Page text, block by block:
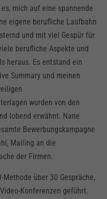
mich auf eine spannende
eigene berufliche Laufbahn
und mit viel Gespür für
berufliche Aspekte und
heraus. Es entstand ein
Summary und meinen
wurden von den
lobend erwähnt. Nane
Bewerbungskampagne
Mailing an die
der Firmen.
über 30 Gespräche,
Konferenzen geführt.